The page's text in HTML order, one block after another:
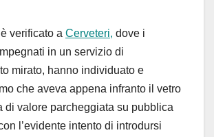
verificato a Cerveteri, dove i
in un servizio di
mirato, hanno individuato e
che aveva appena infranto il vetro
di valore parcheggiata su pubblica
l’evidente intento di introdursi